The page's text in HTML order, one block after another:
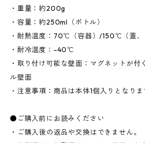
・重量：約200g
・容量：約250ml（ボトル）
・耐熱温度：70℃（容器）/150℃（蓋、
・耐冷温度：-40℃
・取り付け可能な壁面：マグネットが付
ル壁面
・注意事項：商品は本体1個入りとなりま
●ご購入前にお読みください
・ご購入後の返品や交換はできません。